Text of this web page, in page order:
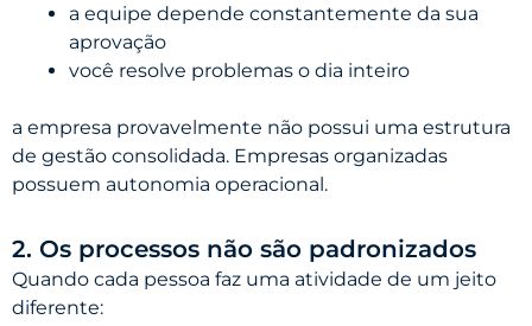
a equipe depende constantemente da sua
aprovação
você resolve problemas o dia inteiro
a empresa provavelmente não possui uma estrutura
de gestão consolidada. Empresas organizadas
possuem autonomia operacional.
2. Os processos não são padronizados
Quando cada pessoa faz uma atividade de um jeito
diferente: